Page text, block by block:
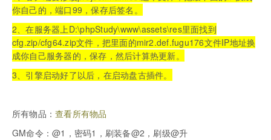
你自己的，端口99，保存后签名。
2、在服务器上D:\phpStudy\www\assets\res里面找到
cfg.zip/cfg64.zip文件，把里面的mir2.def.fugu176文件IP地址换
成你自己服务器的，保存，然后计算热更新。
3、引擎启动好了以后，在启动盘古插件。
所有物品：查看所有物品
GM命令：@1，密码1，刷装备@2，刷级@升